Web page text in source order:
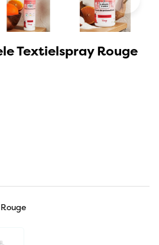
Textielspray Rouge